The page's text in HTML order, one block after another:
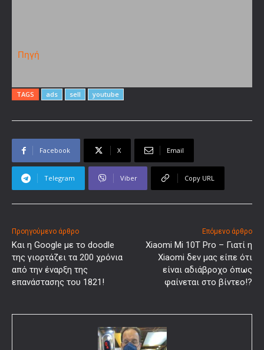
Πηγή
TAGS ads sell youtube
Facebook X Email
Telegram Viber Copy URL
Προηγούμενο άρθρο
Και η Google με το doodle
της γιορτάζει τα 200 χρόνια
από την έναρξη της
επανάστασης του 1821!
Επόμενο άρθρο
Xiaomi Mi 10T Pro – Γιατί η
Xiaomi δεν μας είπε ότι
είναι αδιάβροχο όπως
φαίνεται στο βίντεο!?